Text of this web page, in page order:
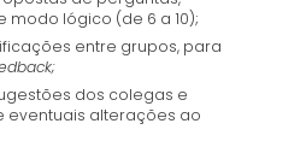
modo lógico (de 6 a 10);
entre grupos, para
dos colegas e
eventuais alterações ao